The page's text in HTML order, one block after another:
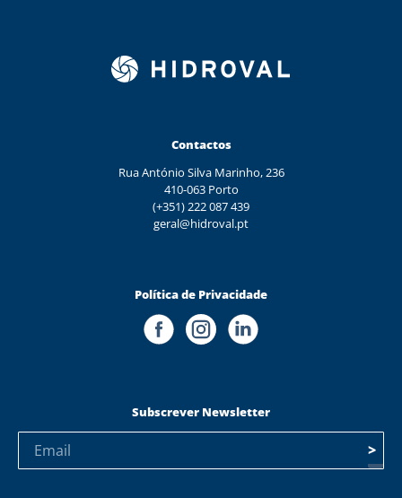
Contactos
Rua António Silva Marinho, 236
410-063 Porto
(+351) 222 087 439
geral@hidroval.pt
Política de Privacidade
Subscrever Newsletter
>